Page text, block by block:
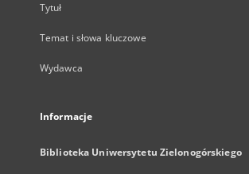
Tytuł
Temat i słowa kluczowe
Wydawca
Informacje
Biblioteka Uniwersytetu Zielonogórskiego